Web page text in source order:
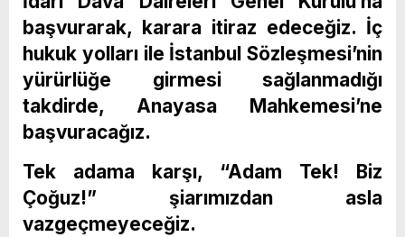
başvurarak, karara itiraz edeceğiz. İç
hukuk yolları ile İstanbul Sözleşmesi’nin
yürürlüğe girmesi sağlanmadığı
takdirde, Anayasa Mahkemesi’ne
başvuracağız.
Tek adama karşı, “Adam Tek! Biz
Çoğuz!” şiarımızdan asla
vazgeçmeyeceğiz.